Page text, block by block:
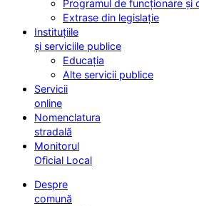
Programul de funcționare și
Extrase din legislație
Instituțiile
și serviciile publice
Educația
Alte servicii publice
Servicii
online
Nomenclatura
stradală
Monitorul
Oficial Local
Despre
comună